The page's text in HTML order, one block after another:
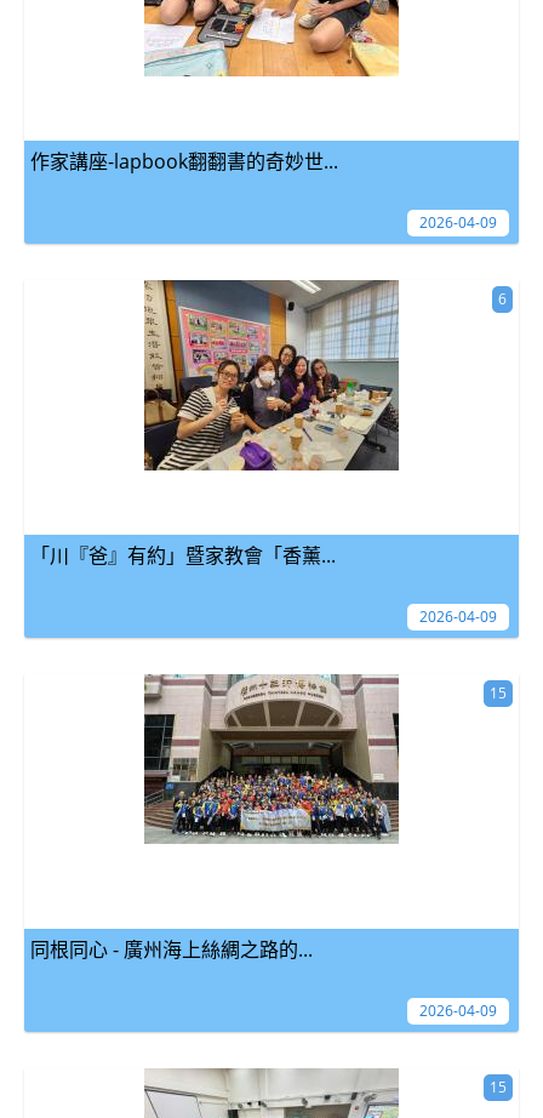
作家講座-lapbook翻翻書的奇妙世...
2026-04-09
「川『爸』有約」暨家教會「香薰...
6
2026-04-09
同根同心 - 廣州海上絲綢之路的...
15
2026-04-09
15